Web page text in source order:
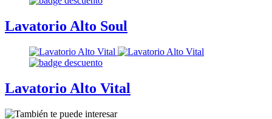
Lavatorio Alto Soul
Lavatorio Alto Vital